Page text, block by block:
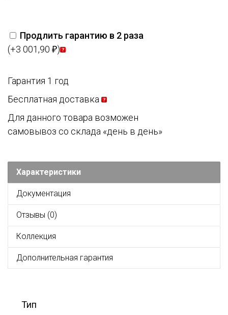
Продлить гарантию в 2 раза
(+3 001,90 ₽)
Гарантия 1 год
Бесплатная доставка
Для данного товара возможен
самовывоз со склада «день в день»
Характеристики
Документация
Отзывы (0)
Коллекция
Дополнительная гарантия
Тип